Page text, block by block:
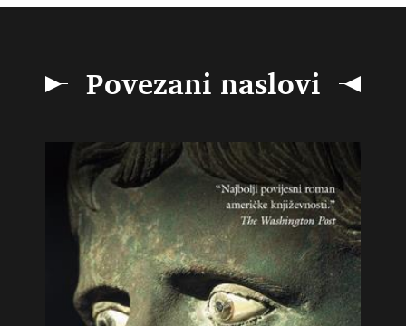
Povezani naslovi